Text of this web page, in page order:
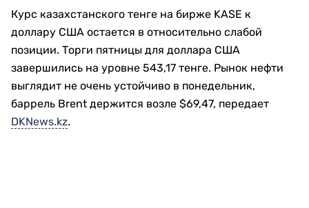
Курс казахстанского тенге на бирже KASE к
доллару США остается в относительно слабой
позиции. Торги пятницы для доллара США
завершились на уровне 543,17 тенге. Рынок нефти
выглядит не очень устойчиво в понедельник,
баррель Brent держится возле $69,47, передает
DKNews.kz.